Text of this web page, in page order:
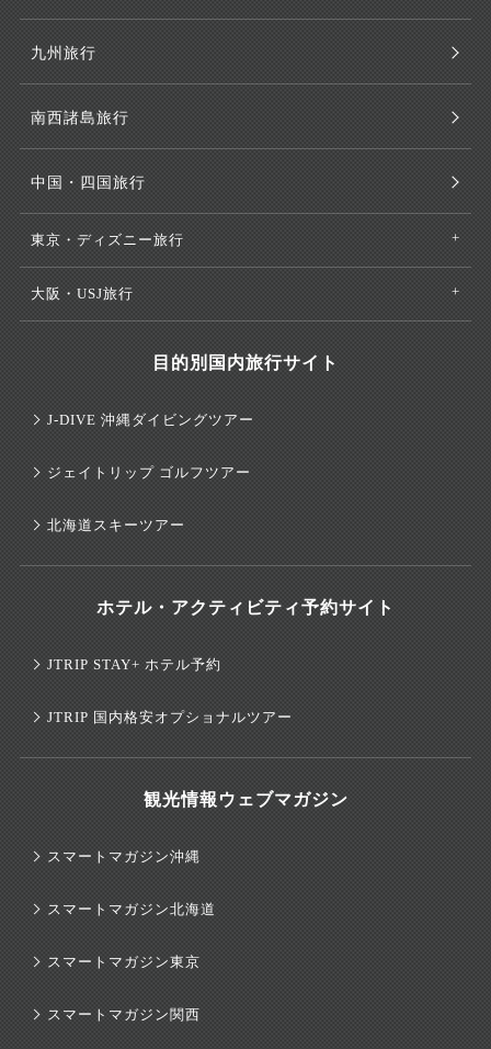
九州旅行
南西諸島旅行
中国・四国旅行
東京・ディズニー旅行
大阪・USJ旅行
目的別国内旅行サイト
J-DIVE 沖縄ダイビングツアー
ジェイトリップ ゴルフツアー
北海道スキーツアー
ホテル・アクティビティ予約サイト
JTRIP STAY+ ホテル予約
JTRIP 国内格安オプショナルツアー
観光情報ウェブマガジン
スマートマガジン沖縄
スマートマガジン北海道
スマートマガジン東京
スマートマガジン関西